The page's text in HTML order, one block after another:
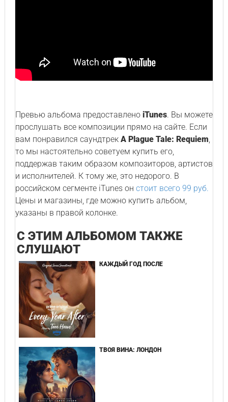
Превью альбома предоставлено iTunes. Вы можете
прослушать все композиции прямо на сайте. Если
вам понравился саундтрек A Plague Tale: Requiem,
то мы настоятельно советуем купить его,
поддержав таким образом композиторов, артистов
и исполнителей. К тому же, это недорого. В
российском сегменте iTunes он стоит всего 99 руб.
Цены и магазины, где можно купить альбом,
указаны в правой колонке.
С ЭТИМ АЛЬБОМОМ ТАКЖЕ
СЛУШАЮТ
КАЖДЫЙ ГОД ПОСЛЕ
ТВОЯ ВИНА: ЛОНДОН